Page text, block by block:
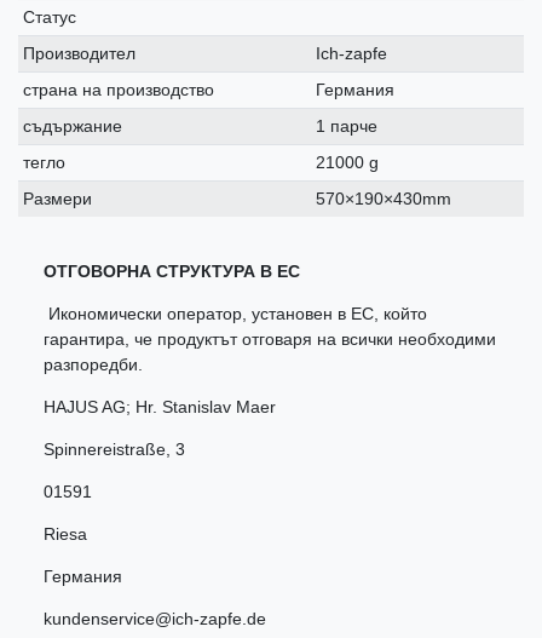
Статус
Производител
Ich-zapfe
страна на производство
Германия
съдържание
1 парче
тегло
21000 g
Размери
570×190×430mm
ОТГОВОРНА СТРУКТУРА В ЕС
Икономически оператор, установен в ЕС, който
гарантира, че продуктът отговаря на всички необходими
разпоредби.
HAJUS AG; Hr. Stanislav Maer
Spinnereistraße 3
01591
Riesa
Германия
kundenservice@ich-zapfe.de